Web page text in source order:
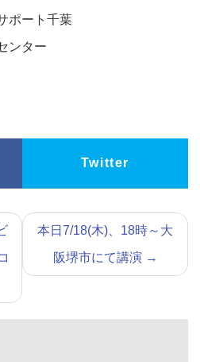
ポート千葉
ンター
Twitter
本日7/18(木)、18時～大
阪堺市にて講演 →